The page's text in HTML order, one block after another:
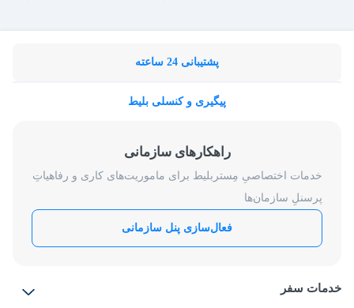
پشتیبانی 24 ساعته
پیگیری و کنسلی بلیط
راهکارهای سازمانی
خدمات اختصاصیِ مِستربلیط برای ماموریت‌های کاری و رفاهیاتِ
پرسنلِ سازمان‌ها
فعال‌سازی پنل سازمانی
خدمات سفر